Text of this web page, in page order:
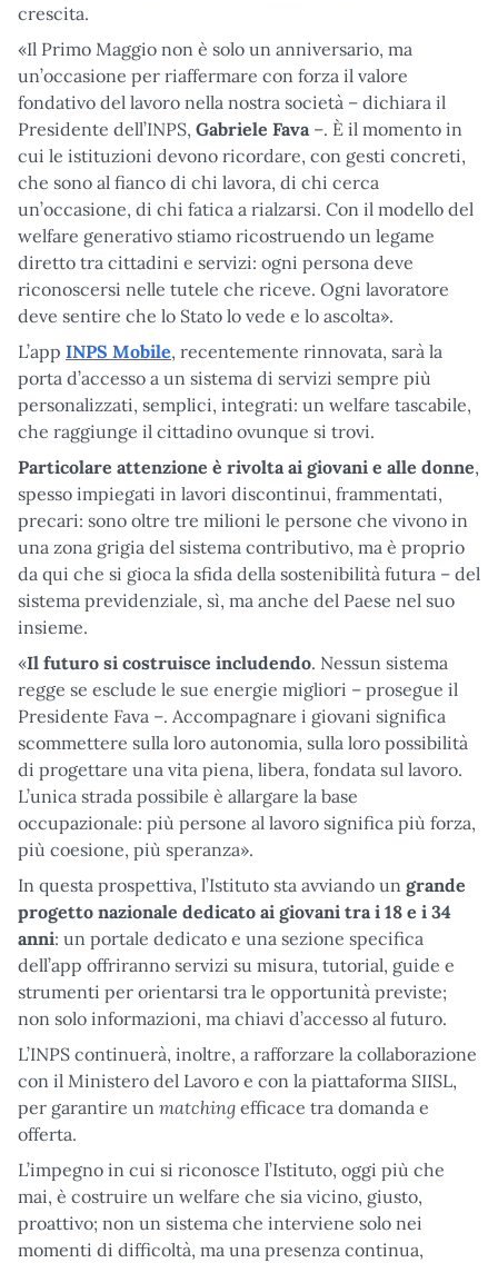
crescita.
«Il Primo Maggio non è solo un anniversario, ma
un’occasione per riaffermare con forza il valore
fondativo del lavoro nella nostra società – dichiara il
Presidente dell’INPS, Gabriele Fava –. È il momento in
cui le istituzioni devono ricordare, con gesti concreti,
che sono al fianco di chi lavora, di chi cerca
un’occasione, di chi fatica a rialzarsi. Con il modello del
welfare generativo stiamo ricostruendo un legame
diretto tra cittadini e servizi: ogni persona deve
riconoscersi nelle tutele che riceve. Ogni lavoratore
deve sentire che lo Stato lo vede e lo ascolta».
L’app INPS Mobile, recentemente rinnovata, sarà la
porta d’accesso a un sistema di servizi sempre più
personalizzati, semplici, integrati: un welfare tascabile,
che raggiunge il cittadino ovunque si trovi.
Particolare attenzione è rivolta ai giovani e alle donne,
spesso impiegati in lavori discontinui, frammentati,
precari: sono oltre tre milioni le persone che vivono in
una zona grigia del sistema contributivo, ma è proprio
da qui che si gioca la sfida della sostenibilità futura – del
sistema previdenziale, sì, ma anche del Paese nel suo
insieme.
«Il futuro si costruisce includendo. Nessun sistema
regge se esclude le sue energie migliori – prosegue il
Presidente Fava –. Accompagnare i giovani significa
scommettere sulla loro autonomia, sulla loro possibilità
di progettare una vita piena, libera, fondata sul lavoro.
L’unica strada possibile è allargare la base
occupazionale: più persone al lavoro significa più forza,
più coesione, più speranza».
In questa prospettiva, l’Istituto sta avviando un grande
progetto nazionale dedicato ai giovani tra i 18 e i 34
anni: un portale dedicato e una sezione specifica
dell’app offriranno servizi su misura, tutorial, guide e
strumenti per orientarsi tra le opportunità previste;
non solo informazioni, ma chiavi d’accesso al futuro.
L’INPS continuerà, inoltre, a rafforzare la collaborazione
con il Ministero del Lavoro e con la piattaforma SIISL,
per garantire un matching efficace tra domanda e
offerta.
L’impegno in cui si riconosce l’Istituto, oggi più che
mai, è costruire un welfare che sia vicino, giusto,
proattivo; non un sistema che interviene solo nei
momenti di difficoltà, ma una presenza continua,